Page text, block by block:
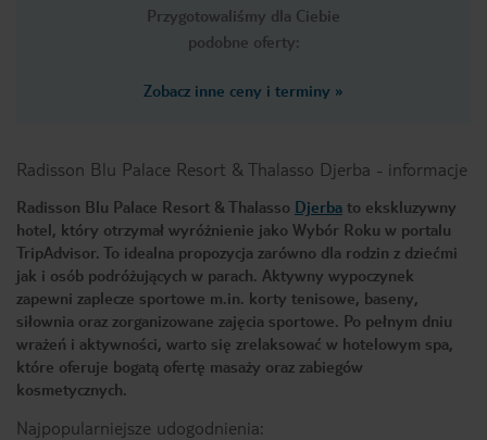
Przygotowaliśmy dla Ciebie
podobne oferty:
Zobacz inne ceny i terminy »
Radisson Blu Palace Resort & Thalasso Djerba - informacje
Radisson Blu Palace Resort & Thalasso Djerba to ekskluzywny
hotel, który otrzymał wyróżnienie jako Wybór Roku w portalu
TripAdvisor. To idealna propozycja zarówno dla rodzin z dziećmi
jak i osób podróżujących w parach. Aktywny wypoczynek
zapewni zaplecze sportowe m.in. korty tenisowe, baseny,
siłownia oraz zorganizowane zajęcia sportowe. Po pełnym dniu
wrażeń i aktywności, warto się zrelaksować w hotelowym spa,
które oferuje bogatą ofertę masaży oraz zabiegów
kosmetycznych.
Najpopularniejsze udogodnienia: